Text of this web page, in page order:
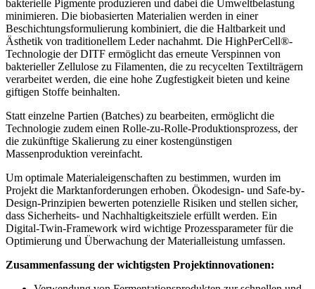
bakterielle Pigmente produzieren und dabei die Umweltbelastung
minimieren. Die biobasierten Materialien werden in einer
Beschichtungsformulierung kombiniert, die die Haltbarkeit und
Ästhetik von traditionellem Leder nachahmt. Die HighPerCell®-
Technologie der DITF ermöglicht das erneute Verspinnen von
bakterieller Zellulose zu Filamenten, die zu recycelten Textilträgern
verarbeitet werden, die eine hohe Zugfestigkeit bieten und keine
giftigen Stoffe beinhalten.
Statt einzelne Partien (Batches) zu bearbeiten, ermöglicht die
Technologie zudem einen Rolle-zu-Rolle-Produktionsprozess, der
die zukünftige Skalierung zu einer kostengünstigen
Massenproduktion vereinfacht.
Um optimale Materialeigenschaften zu bestimmen, wurden im
Projekt die Marktanforderungen erhoben. Ökodesign- und Safe-by-
Design-Prinzipien bewerten potenzielle Risiken und stellen sicher,
dass Sicherheits- und Nachhaltigkeitsziele erfüllt werden. Ein
Digital-Twin-Framework wird wichtige Prozessparameter für die
Optimierung und Überwachung der Materialleistung umfassen.
Zusammenfassung der wichtigsten Projektinnovationen: